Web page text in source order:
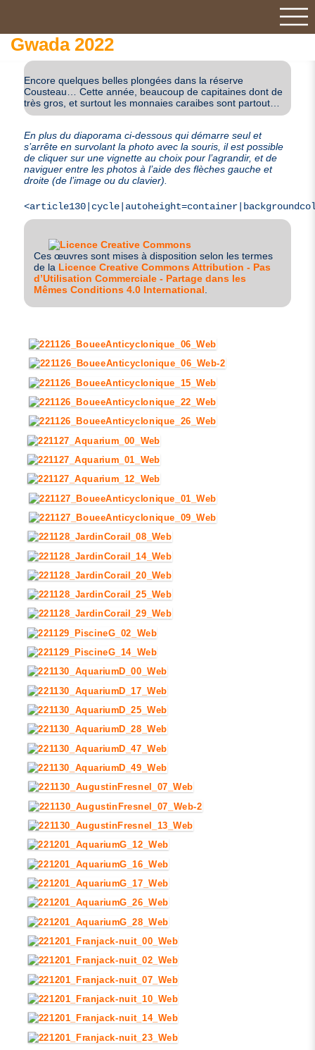
Gwada 2022
Encore quelques belles plongées dans la réserve
Cousteau… Cette année, beaucoup de capitaines dont de
très gros, et surtout les monnaies caraibes sont partout…
En plus du diaporama ci-dessous qui démarre seul et
s’arrête en survolant la photo avec la souris, il est possible
de cliquer sur une vignette au choix pour l’agrandir, et de
naviguer entre les photos à l’aide des flèches gauche et
droite (de l’image ou du clavier).
Ces œuvres sont mises à disposition selon les termes
de la Licence Creative Commons Attribution - Pas
d’Utilisation Commerciale - Partage dans les
Mêmes Conditions 4.0 International.